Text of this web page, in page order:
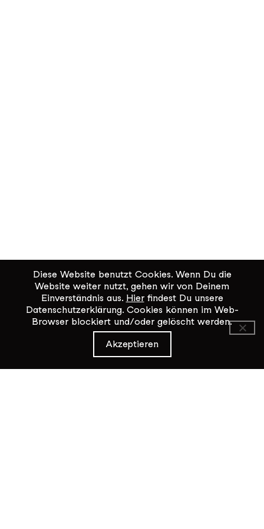
KiK Kultur im Kammgarn
Baumgartenstrasse 19
8200 Schaffhausen
Diese Website benutzt Cookies. Wenn Du die
Website weiter nutzt, gehen wir von Deinem
Einverständnis aus. Hierfindest Du unsere
Datenschutzerklärung. Cookies können im Web-
Browser blockiert und/oder gelöscht werden.
Akzeptieren